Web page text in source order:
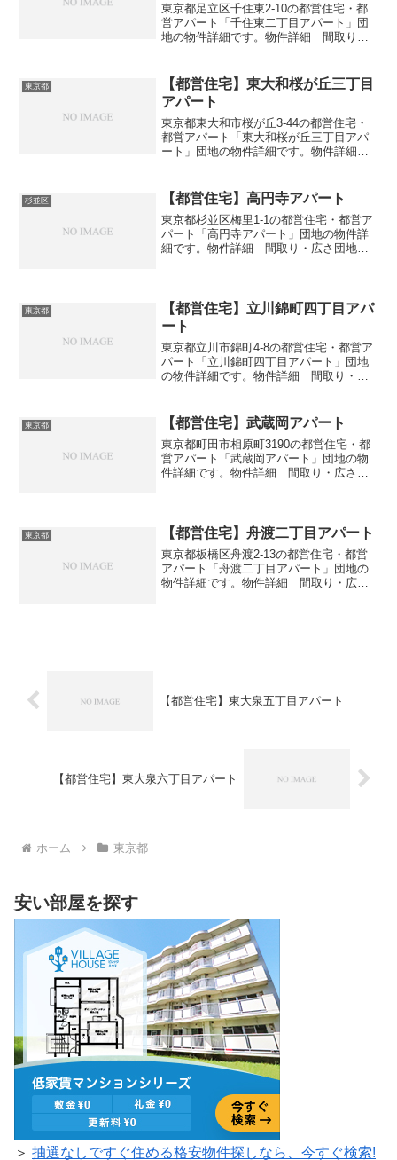
東京都足立区千住東2-10の都営住宅・都
営アパート「千住東二丁目アパート」団
地の物件詳細です。物件詳細 間取り・
3DK広さ・面積43㎡建設年度築年数1972
交通・アク...
東京都
【都営住宅】東大和桜が丘三丁目
アパート
東京都東大和市桜が丘3-44の都営住宅・
都営アパート「東大和桜が丘三丁目アパ
ート」団地の物件詳細です。物件詳細
が丘3-44間取り2DK-4DK広さ・面積55-75
㎡建...
杉並区 【都営住宅】高円寺アパート
東京都杉並区梅里1-1の都営住宅・都営ア
パート「高円寺アパート」団地の物件詳
細です。物件詳細 間取り・広さ団地名
主...
東京都
【都営住宅】立川錦町四丁目アパ
ート
東京都立川市錦町4-8の都営住宅・都営ア
パート「立川錦町四丁目アパート」団地
の物件詳細です。物件詳細 間取り・広
さ・面積55㎡建設年度築年数1980交通・
アクセス...
東京都 【都営住宅】武蔵岡アパート
東京都町田市相原町3190の都営住宅・都
営アパート「武蔵岡アパート」団地の物
件詳細です。物件詳細 間取り・広さ団
通・...
東京都 【都営住宅】舟渡二丁目アパート
東京都板橋区舟渡2-13の都営住宅・都営
アパート「舟渡二丁目アパート」団地の
物件詳細です。物件詳細 間取り・広さ
【都営住宅】東大泉五丁目アパート
【都営住宅】東大泉六丁目アパート
ホーム 東京都
安い部屋を探す
＞ 抽選なしですぐ住める格安物件探しなら、今すぐ検索!